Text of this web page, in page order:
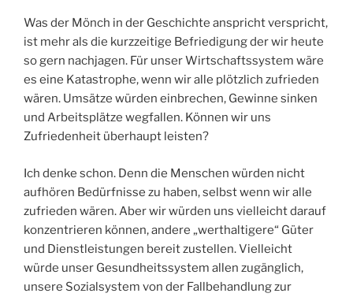
Was der Mönch in der Geschichte anspricht verspricht,
ist mehr als die kurzzeitige Befriedigung der wir heute
so gern nachjagen. Für unser Wirtschaftssystem wäre
es eine Katastrophe, wenn wir alle plötzlich zufrieden
wären. Umsätze würden einbrechen, Gewinne sinken
und Arbeitsplätze wegfallen. Können wir uns
Zufriedenheit überhaupt leisten?
Ich denke schon. Denn die Menschen würden nicht
aufhören Bedürfnisse zu haben, selbst wenn wir alle
zufrieden wären. Aber wir würden uns vielleicht darauf
konzentrieren können, andere „werthaltigere“ Güter
und Dienstleistungen bereit zustellen. Vielleicht
würde unser Gesundheitssystem allen zugänglich,
unsere Sozialsystem von der Fallbehandlung zur